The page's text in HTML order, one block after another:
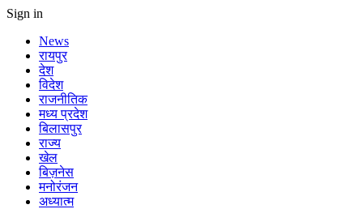
Sign in
News
रायपुर
देश
विदेश
राजनीतिक
मध्य प्रदेश
बिलासपुर
राज्य
खेल
बिज़नेस
मनोरंजन
अध्यात्म